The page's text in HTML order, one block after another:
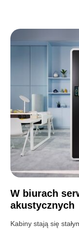
W biurach
akustycznych
Kabiny stają się